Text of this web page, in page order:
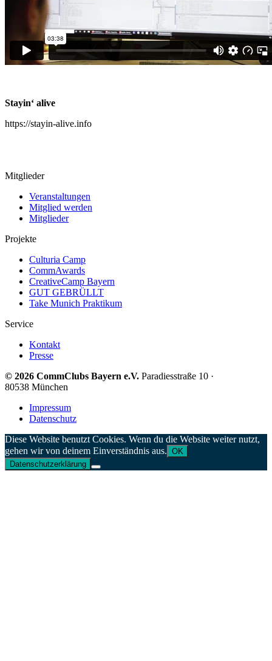
Stayin‘ alive
https://stayin-alive.info
Mitglieder
Veranstaltungen
Mitglied werden
Mitglieder
Projekte
Culturia Camp
CommAwards
CreativeCamp Bayern
GUT GEBRÜLLT
Take Munich Praktikum
Service
Kontakt
Presse
© 2026 CommClubs Bayern e.V. Paradiesstraße 10 ·
80538 München
Impressum
Datenschutz
Diese Website benutzt Cookies. Wenn du die Website weiter nutzt,
gehen wir von deinem Einverständnis aus. OK
Datenschutzerklärung